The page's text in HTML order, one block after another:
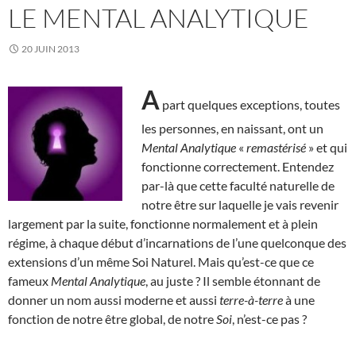
LE MENTAL ANALYTIQUE
20 JUIN 2013
A part quelques exceptions, toutes
les personnes, en naissant, ont un
Mental Analytique « remastérisé » et qui
fonctionne correctement. Entendez
par-là que cette faculté naturelle de
notre être sur laquelle je vais revenir
largement par la suite, fonctionne normalement et à plein
régime, à chaque début d’incarnations de l’une quelconque des
extensions d’un même Soi Naturel. Mais qu’est-ce que ce
fameux Mental Analytique , au juste ? Il semble étonnant de
donner un nom aussi moderne et aussi terre-à-terreà une
fonction de notre être global, de notre Soi , n’est-ce pas ?